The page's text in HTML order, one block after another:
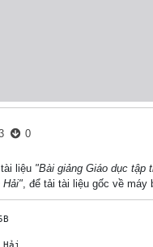
0
liệu "Bài giảng Giáo dục tập
Hải", để tải tài liệu gốc về máy